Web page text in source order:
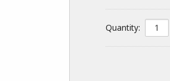
Quantity: